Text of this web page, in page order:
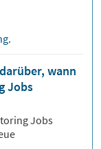
.
wann
Jobs
Jobs